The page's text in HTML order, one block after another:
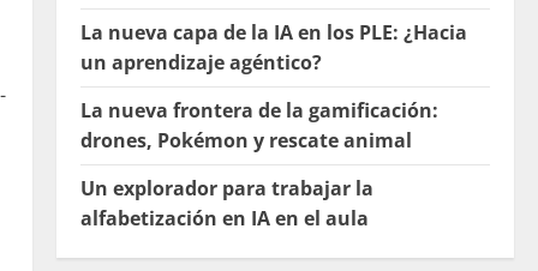
La nueva capa de la IA en los PLE: ¿Hacia
un aprendizaje agéntico?
La nueva frontera de la gamificación:
drones, Pokémon y rescate animal
Un explorador para trabajar la
alfabetización en IA en el aula